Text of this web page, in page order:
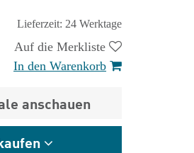
Lieferzeit: 24 Werktage
Auf die Merkliste
In den Warenkorb
anschauen